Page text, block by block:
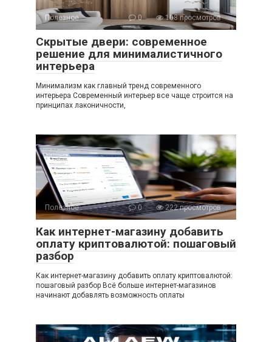
Полезное 0 108 просмотров
Скрытые двери: современное
решение для минималистичного
интерьера
Минимализм как главный тренд современного
интерьера Современный интерьер все чаще строится на
принципах лаконичности,
Полезное 0 222 просмотров
Как интернет-магазину добавить
оплату криптовалютой: пошаговый
разбор
Как интернет-магазину добавить оплату криптовалютой:
пошаговый разбор Всё больше интернет-магазинов
начинают добавлять возможность оплаты